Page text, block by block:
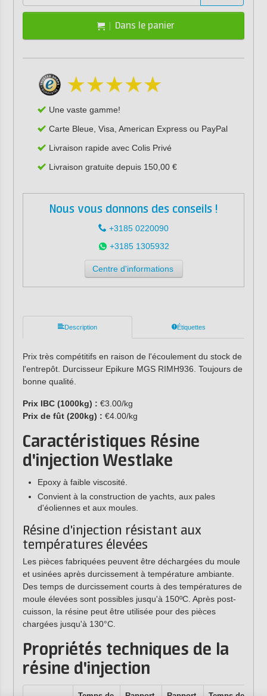
Dans le panier
Une vaste gamme!
Carte Bleue, Visa, American Express ou PayPal
Livraison rapide avec Colis Privé
Livraison gratuite depuis 150,00 €
Nous vous donnons des conseils !
+3185 0220090
+3185 1305932
Centre d'informations
Description Étiquettes
Prix très compétitifs en raison de l'écoulement du stock de
l'entrepôt. Durcisseur Epikure MGS RIMH936. Toujours de
bonne qualité.
Prix IBC (1000kg) : €3.00/kg
Prix de fût (200kg) : €4.00/kg
Caractéristiques Résine
d'injection Westlake
Epoxy à faible viscosité.
Convient à la construction de yachts, aux pales
d'éoliennes et aux moules.
Résine d'injection résistant aux
températures élevées
Les pièces fabriquées peuvent être déchargées du moule
et usinées après durcissement à température ambiante.
Des temps de durcissement courts à des températures de
moule élevées sont possibles jusqu'à 150ºC. Après post-
cuisson, la résine peut être utilisée pour des pièces
chargées jusqu'à 130°C.
Propriétés techniques de la
résine d'injection